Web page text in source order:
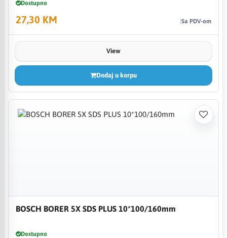
Dostupno
27,30 KM Sa PDV-om
View
Dodaj u korpu
BOSCH BORER 5X SDS PLUS 10*100/160mm
Dostupno